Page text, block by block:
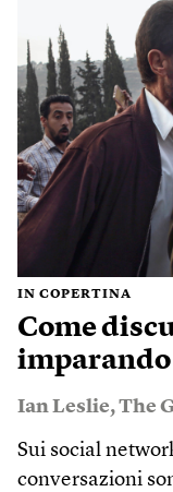
IN COPERTINA
Come
Ian Leslie,The
Sui social
conversazioni